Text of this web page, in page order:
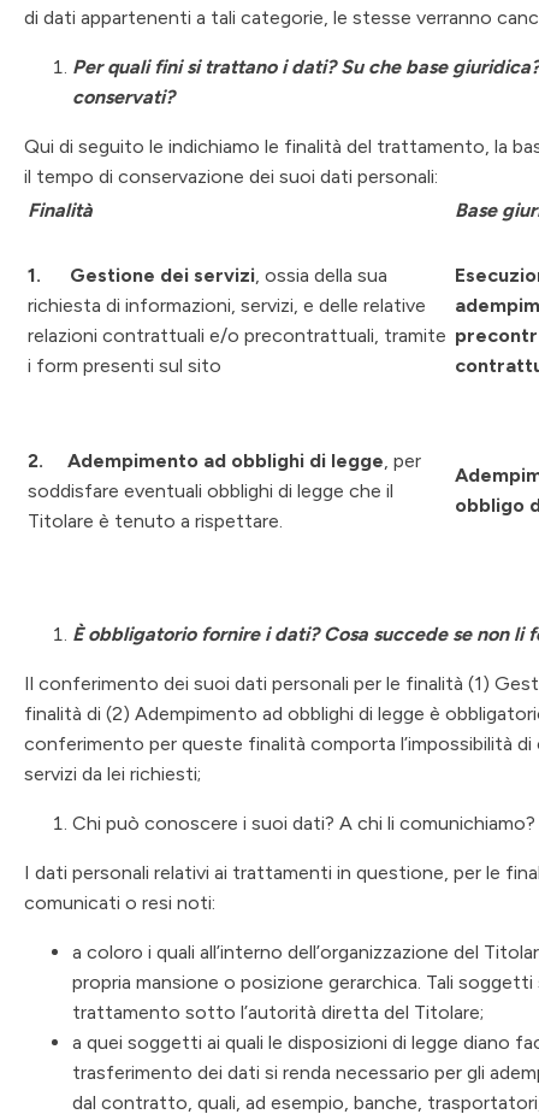
di dati appartenenti a tali categorie, le stesse verranno
Per quali fini si trattano i dati? Su che base
conservati?
Qui di seguito le indichiamo le finalità del trattamento, la
il tempo di conservazione dei suoi dati personali:
Finalità
Base
1. Gestione dei servizi, ossia della sua
richiesta di informazioni, servizi, e delle relative
relazioni contrattuali e/o precontrattuali, tramite
i form presenti sul sito
2. Adempimento ad obblighi di legge, per
soddisfare eventuali obblighi di legge che il
Titolare è tenuto a rispettare.
obbligo
È obbligatorio fornire i dati? Cosa succede se non li
Il conferimento dei suoi dati personali per le finalità (1)
finalità di (2) Adempimento ad obblighi di legge è
conferimento per queste finalità comporta l’impossibilità
servizi da lei richiesti;
Chi può conoscere i suoi dati? A chi li comunichiamo?
I dati personali relativi ai trattamenti in questione, per le
comunicati o resi noti:
a coloro i quali all’interno dell’organizzazione del
propria mansione o posizione gerarchica. Tali
trattamento sotto l’autorità diretta del Titolare;
a quei soggetti ai quali le disposizioni di legge diano
trasferimento dei dati si renda necessario per gli
dal contratto, quali, ad esempio, banche,